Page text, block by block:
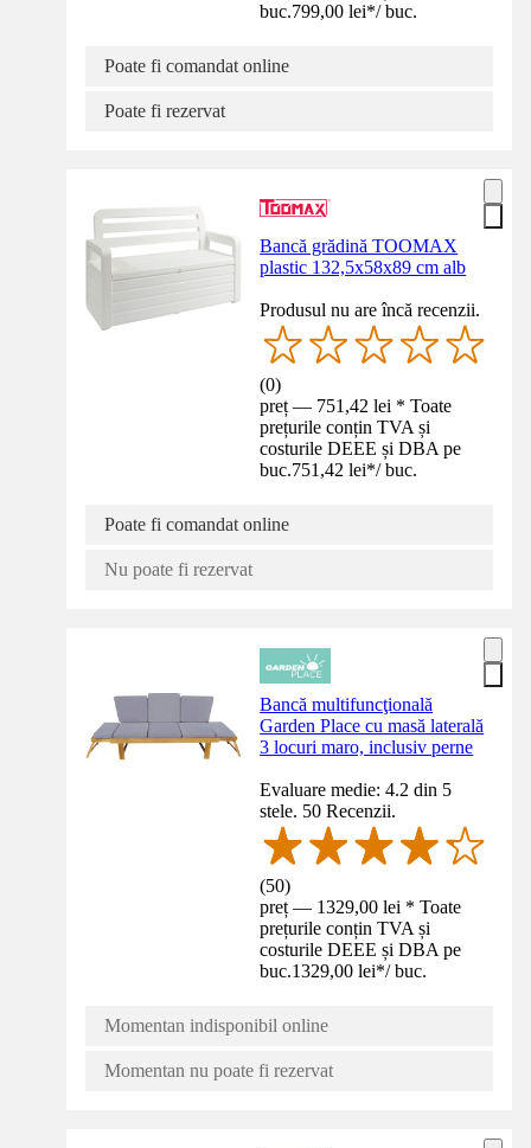
buc.799,00 lei*/ buc.
Poate fi comandat online
Poate fi rezervat
Bancă grădină TOOMAX
plastic 132,5x58x89 cm alb
Produsul nu are încă recenzii.
(0)
preț — 751,42 lei * Toate
prețurile conțin TVA și
costurile DEEE și DBA pe
buc.751,42 lei*/ buc.
Poate fi comandat online
Nu poate fi rezervat
Bancă multifuncţională
Garden Place cu masă laterală
3 locuri maro, inclusiv perne
Evaluare medie: 4.2 din 5
stele. 50 Recenzii.
(50)
preț — 1329,00 lei * Toate
prețurile conțin TVA și
costurile DEEE și DBA pe
buc.1329,00 lei*/ buc.
Momentan indisponibil online
Momentan nu poate fi rezervat